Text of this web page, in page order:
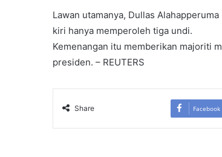
Lawan utamanya, Dullas
kiri hanya memperoleh tiga undi.
Kemenangan itu memberikan majoriti
presiden. – REUTERS
Share Facebook